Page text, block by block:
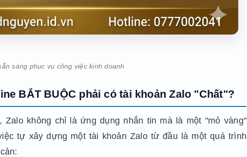
sàng phục vụ công việc kinh doanh
BẮT BUỘC phải có tài khoản Zalo "Chất"?
Zalo không chỉ là ứng dụng nhắn tin mà là một "mỏ vàng"
tự xây dựng một tài khoản Zalo từ đầu là một quá trình